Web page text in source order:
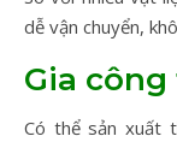
dễ vận chuyển,
Gia công
Có thể sản xuất